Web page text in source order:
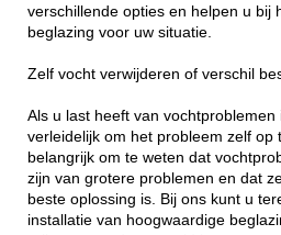
verschillende opties en helpen u bij
beglazing voor uw situatie.
Zelf vocht verwijderen of verschil
Als u last heeft van
verleidelijk om het probleem zelf op
belangrijk om te weten dat
zijn van grotere problemen en dat
beste oplossing is. Bij ons kunt u
installatie van hoogwaardige